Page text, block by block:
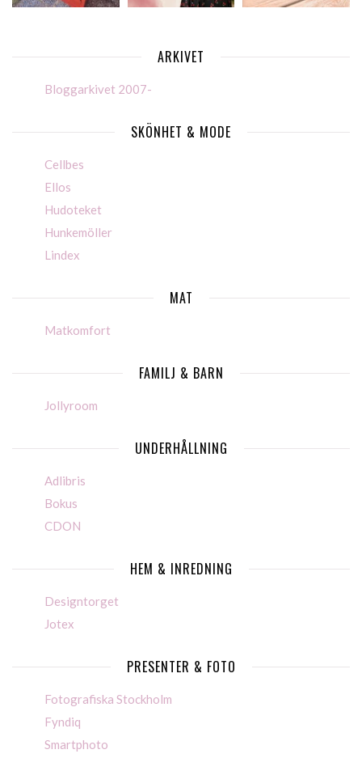
ARKIVET
Bloggarkivet 2007-
SKÖNHET & MODE
Cellbes
Ellos
Hudoteket
Hunkemöller
Lindex
MAT
Matkomfort
FAMILJ & BARN
Jollyroom
UNDERHÅLLNING
Adlibris
Bokus
CDON
HEM & INREDNING
Designtorget
Jotex
PRESENTER & FOTO
Fotografiska Stockholm
Fyndiq
Smartphoto